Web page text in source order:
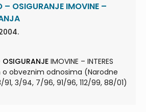
– OSIGURANJE IMOVINE –
IMOVINE – INTERES
o obveznim odnosima (Narodne
3/94, 7/96, 91/96, 112/99, 88/01)